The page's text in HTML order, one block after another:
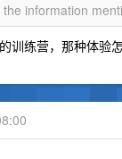
information
训练营，那种体验